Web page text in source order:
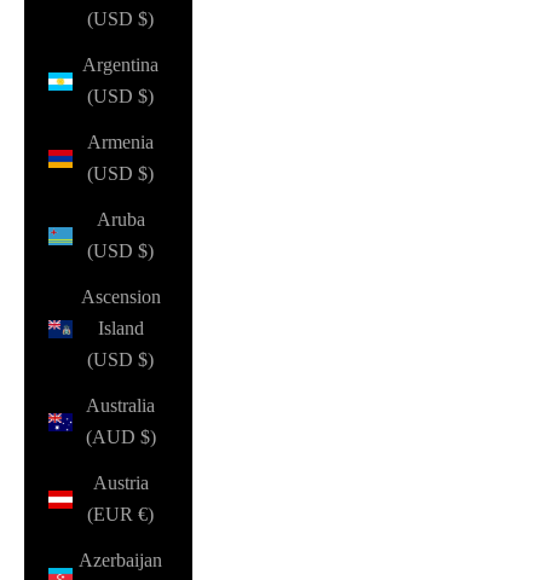
(USD $)
Argentina
(USD $)
Armenia
(USD $)
Aruba
(USD $)
Ascension
Island
(USD $)
Australia
(AUD $)
Austria
(EUR €)
Azerbaijan